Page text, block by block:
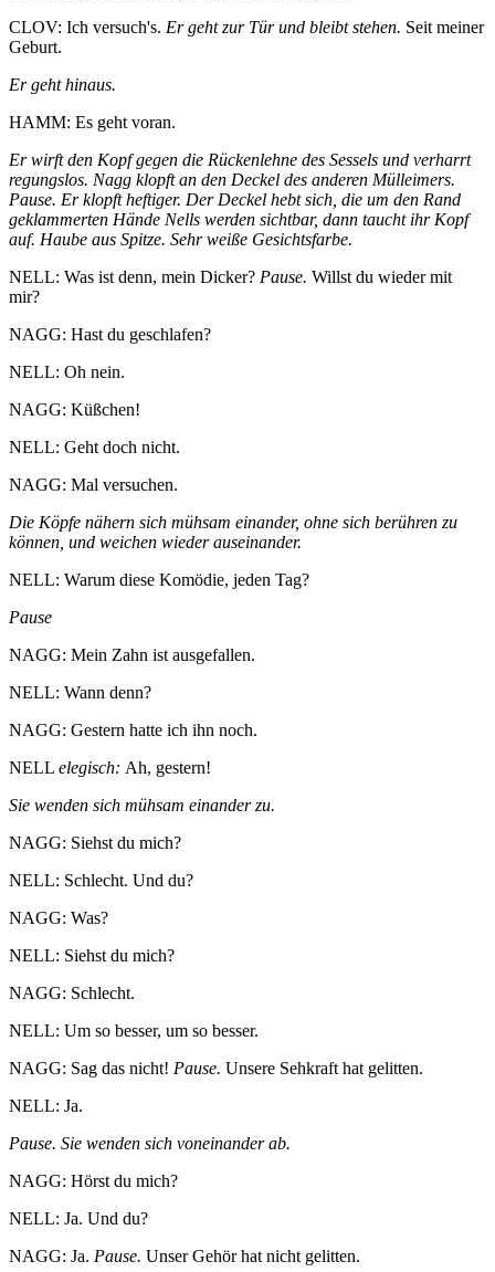
CLOV: Ich versuch's. Er geht zur Tür und bleibt stehen. Seit meiner
Geburt.
Er geht hinaus.
HAMM: Es geht voran.
Er wirft den Kopf gegen die Rückenlehne des Sessels und verharrt
regungslos. Nagg klopft an den Deckel des anderen Mülleimers.
Pause. Er klopft heftiger. Der Deckel hebt sich, die um den Rand
geklammerten Hände Nells werden sichtbar, dann taucht ihr Kopf
auf. Haube aus Spitze. Sehr weiße Gesichtsfarbe.
NELL: Was ist denn, mein Dicker? Pause. Willst du wieder mit
mir?
NAGG: Hast du geschlafen?
NELL: Oh nein.
NAGG: Küßchen!
NELL: Geht doch nicht.
NAGG: Mal versuchen.
Die Köpfe nähern sich mühsam einander, ohne sich berühren zu
können, und weichen wieder auseinander.
NELL: Warum diese Komödie, jeden Tag?
Pause
NAGG: Mein Zahn ist ausgefallen.
NELL: Wann denn?
NAGG: Gestern hatte ich ihn noch.
NELL elegisch: Ah, gestern!
Sie wenden sich mühsam einander zu.
NAGG: Siehst du mich?
NELL: Schlecht. Und du?
NAGG: Was?
NELL: Siehst du mich?
NAGG: Schlecht.
NELL: Um so besser, um so besser.
NAGG: Sag das nicht! Pause. Unsere Sehkraft hat gelitten.
NELL: Ja.
Pause. Sie wenden sich voneinander ab.
NAGG: Hörst du mich?
NELL: Ja. Und du?
NAGG: Ja. Pause. Unser Gehör hat nicht gelitten.